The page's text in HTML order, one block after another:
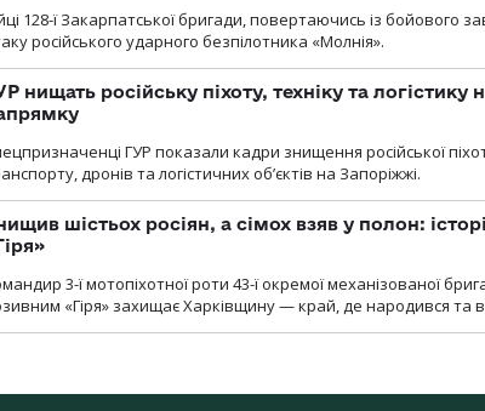
128-ї Закарпатської бригади, повертаючись із бойового
російського ударного безпілотника «Молнія».
нищать російську піхоту, техніку та логістику
ГУР показали кадри знищення російської
дронів та логістичних об’єктів на Запоріжжі.
шістьох росіян, а сімох взяв у полон:
3-ї мотопіхотної роти 43-ї окремої механізованої
«Гіря» захищає Харківщину — край, де народився та